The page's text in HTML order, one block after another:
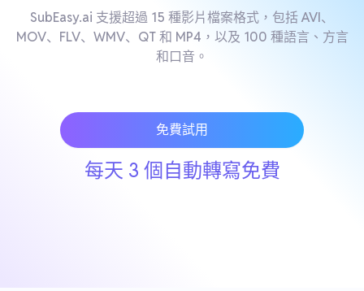
SubEasy.ai 支援超過 15 種影片檔案格式，包括 AVI、
MOV、FLV、WMV、QT 和 MP4，以及 100 種語言、方言
和口音。
免費試用
每天 3 個自動轉寫免費